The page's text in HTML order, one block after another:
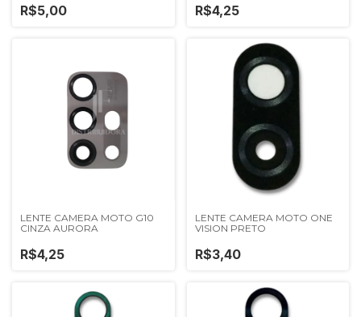
R$5,00 R$4,25
LENTE CAMERA MOTO G10
CINZA AURORA
R$4,25
LENTE CAMERA MOTO ONE
VISION PRETO
R$3,40